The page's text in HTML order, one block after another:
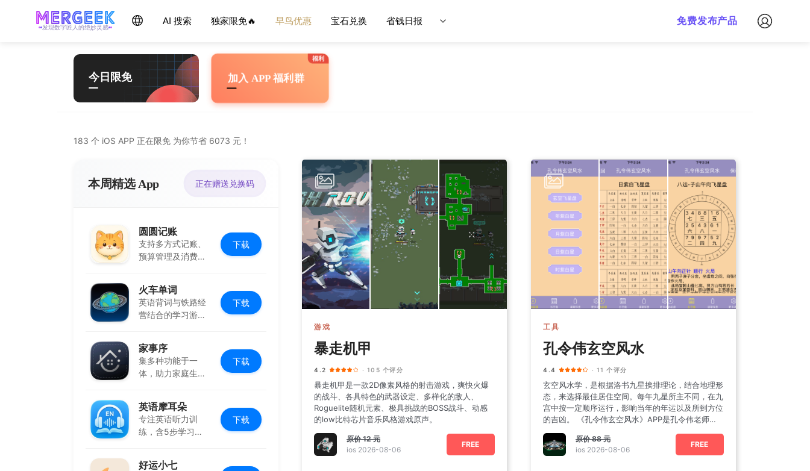
产品玩家 - mergeek.com
每天获取最新产品，优质应用信息
Follow - 产品限免情报
追踪应用游戏价格波动并提醒
免费下载
发现数字匠人的绝妙灵感
AI 搜索 独家限免🔥 早鸟优惠 宝石兑换 省钱日报 免费发布产品
今日限免 加入 APP 福利群
183 个 iOS APP 正在限免 为你节省 6073 元！
本周精选 App 正在赠送兑换码
圆圆记账
支持多方式记账、
预算管理及消费复
下载
火车单词
英语背词与铁路经
营结合的学习游
下载
家事序
集多种功能于一
体，助力家庭生活
下载
英语摩耳朵
专注英语听力训
练，含5步学习法
下载
好运小七
游戏
暴走机甲
4.2 · 105 个评分
暴走机甲是一款2D像素风格的射击游戏，爽快火爆
的战斗、各具特色的武器设定、多样化的敌人、
Roguelite随机元素、极具挑战的BOSS战斗、动感
的low比特芯片音乐风格游戏原声。
原价12 元
ios 2026-08-06
FREE
工具
孔令伟玄空风水
4.4 · 11 个评分
玄空风水学，是根据洛书九星挨排理论，结合地理形
态，来选择最佳居住空间。每年九星所主不同，在九
宫中按一定顺序运行，影响当年的年运以及所到方位
的吉凶。 《孔令伟玄空风水》APP是孔令伟老师结
合多年实践经验
原价88 元
ios 2026-08-06
FREE